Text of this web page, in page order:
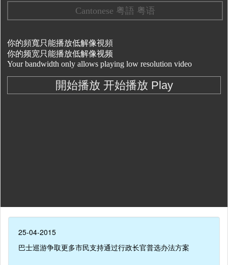
25-04-2015
巴士巡游争取更多市民支持通过行政长官普选办法方案